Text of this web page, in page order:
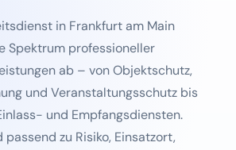
in Frankfurt am Main
Spektrum professioneller
ab – von Objektschutz,
und Veranstaltungsschutz bis
und Empfangsdiensten.
zu Risiko, Einsatzort,